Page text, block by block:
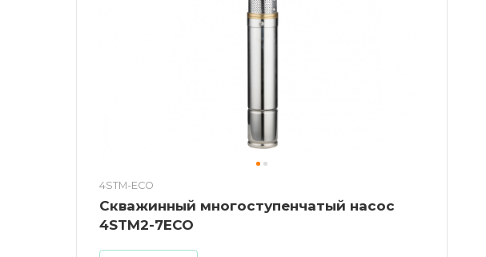
4STM-ECO
Скважинный многоступенчатый насос
4STM2-7ECO